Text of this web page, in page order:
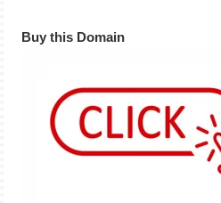
Buy this Domain